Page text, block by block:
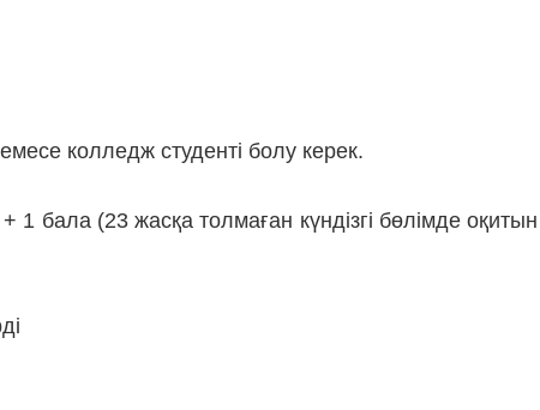
колледж студенті болу керек.
бала (23 жасқа толмаған күндізгі бөлімде оқитын